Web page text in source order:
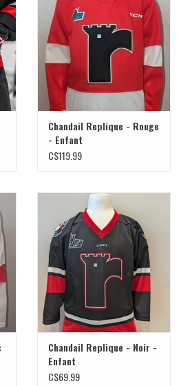
Chandail Replique - Rouge
- Enfant
C$119.99
Chandail Replique - Noir -
Enfant
C$69.99